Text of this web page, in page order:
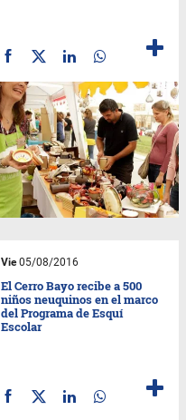
Vie05/08/2016
El Cerro Bayo recibe a 500
niños neuquinos en el marco
del Programa de Esquí
Escolar